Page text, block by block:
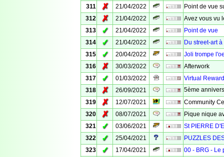
311
✗ 21/04/2022
Point de vue
312
✗ 21/04/2022
Avez vous vu
313
✓ 21/04/2022
Point de vue
314
✓ 21/04/2022
Du street-art
315
✓ 20/04/2022
Joli trompe
316
✗ 30/03/2022
Afterwork
317
✓ 01/03/2022
Virtual
318
✗ 26/09/2021
5ème
319
✗ 12/07/2021
Community
320
✗ 08/07/2021
Pique nique
321
✓ 03/06/2021
St PIERRE
322
✓ 25/04/2021
PUZZLES
323
✓ 17/04/2021
00 - BRG - Le